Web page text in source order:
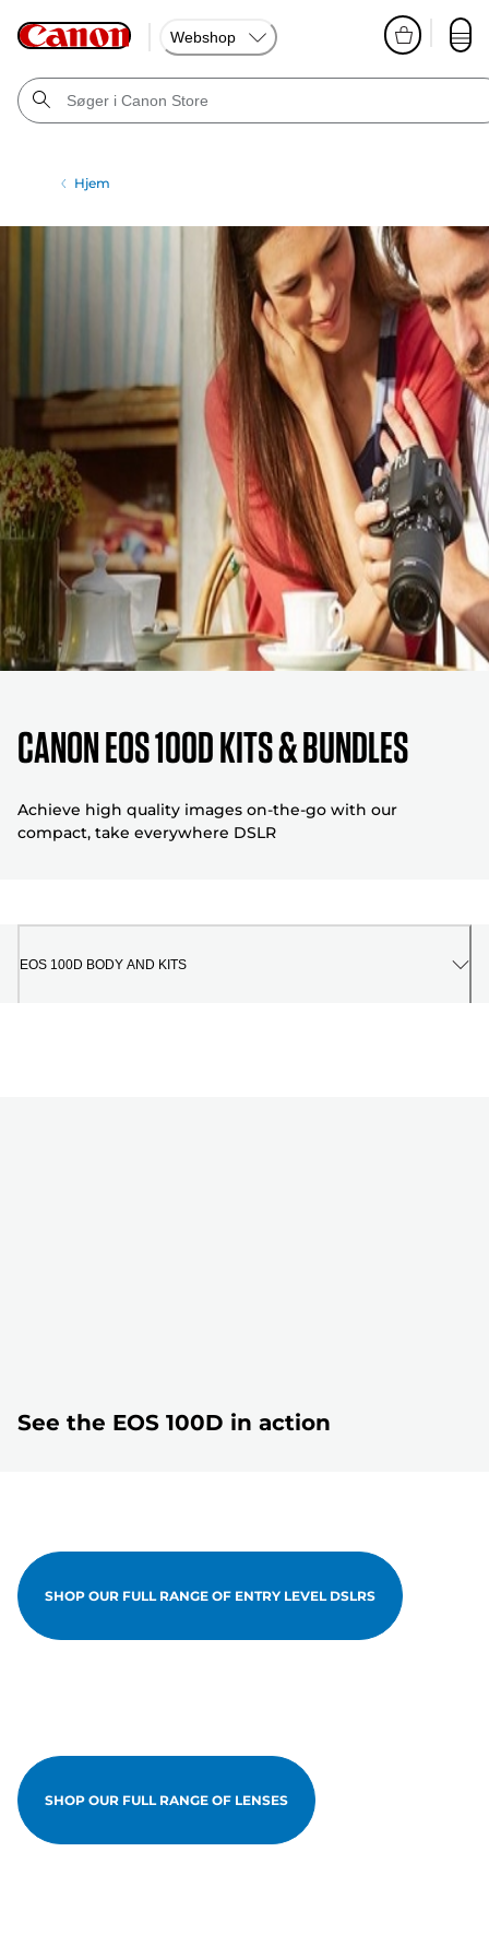
Webshop
Hjem
CANON EOS 100D KITS & BUNDLES
Achieve high quality images on-the-go with our
compact, take everywhere DSLR
EOS 100D BODY AND KITS
See the EOS 100D in action
SHOP OUR FULL RANGE OF ENTRY LEVEL DSLRS
SHOP OUR FULL RANGE OF LENSES